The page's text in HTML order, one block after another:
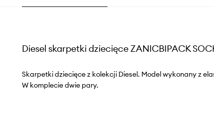
Diesel skarpetki dziecięce ZANICBIPACK
Skarpetki dziecięce z kolekcji Diesel. Model wykonany z
W komplecie dwie pary.